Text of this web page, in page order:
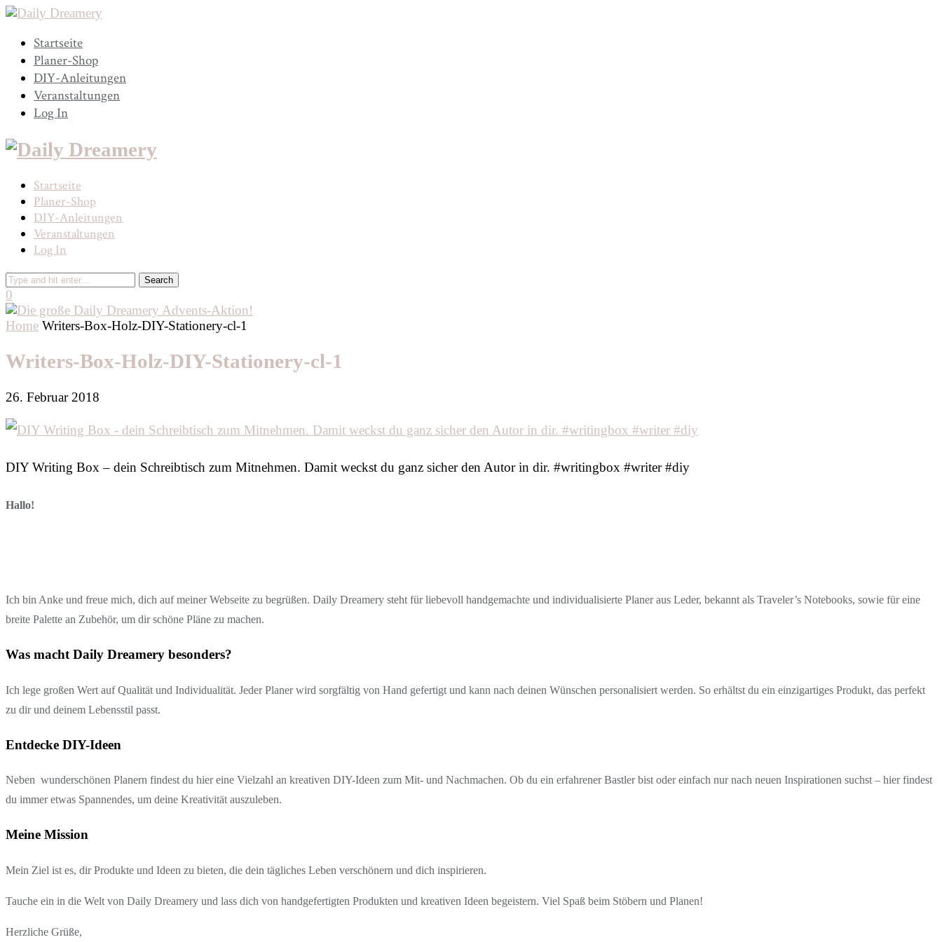
Startseite
Planer-Shop
DIY-Anleitungen
Veranstaltungen
Log In
Startseite
Planer-Shop
DIY-Anleitungen
Veranstaltungen
Log In
0
Home Writers-Box-Holz-DIY-Stationery-cl-1
Writers-Box-Holz-DIY-Stationery-cl-1
26. Februar 2018
DIY Writing Box – dein Schreibtisch zum Mitnehmen. Damit weckst du ganz sicher den Autor in dir. #writingbox #writer #diy
Hallo!
Ich bin Anke und freue mich, dich auf meiner Webseite zu begrüßen. Daily Dreamery steht für liebevoll handgemachte und individualisierte Planer aus Leder, bekannt als Traveler’s Notebooks, sowie für eine
breite Palette an Zubehör, um dir schöne Pläne zu machen.
Was macht Daily Dreamery besonders?
Ich lege großen Wert auf Qualität und Individualität. Jeder Planer wird sorgfältig von Hand gefertigt und kann nach deinen Wünschen personalisiert werden. So erhältst du ein einzigartiges Produkt, das perfekt
zu dir und deinem Lebensstil passt.
Entdecke DIY-Ideen
Neben wunderschönen Planern findest du hier eine Vielzahl an kreativen DIY-Ideen zum Mit- und Nachmachen. Ob du ein erfahrener Bastler bist oder einfach nur nach neuen Inspirationen suchst – hier findest
du immer etwas Spannendes, um deine Kreativität auszuleben.
Meine Mission
Mein Ziel ist es, dir Produkte und Ideen zu bieten, die dein tägliches Leben verschönern und dich inspirieren.
Tauche ein in die Welt von Daily Dreamery und lass dich von handgefertigten Produkten und kreativen Ideen begeistern. Viel Spaß beim Stöbern und Planen!
Herzliche Grüße,